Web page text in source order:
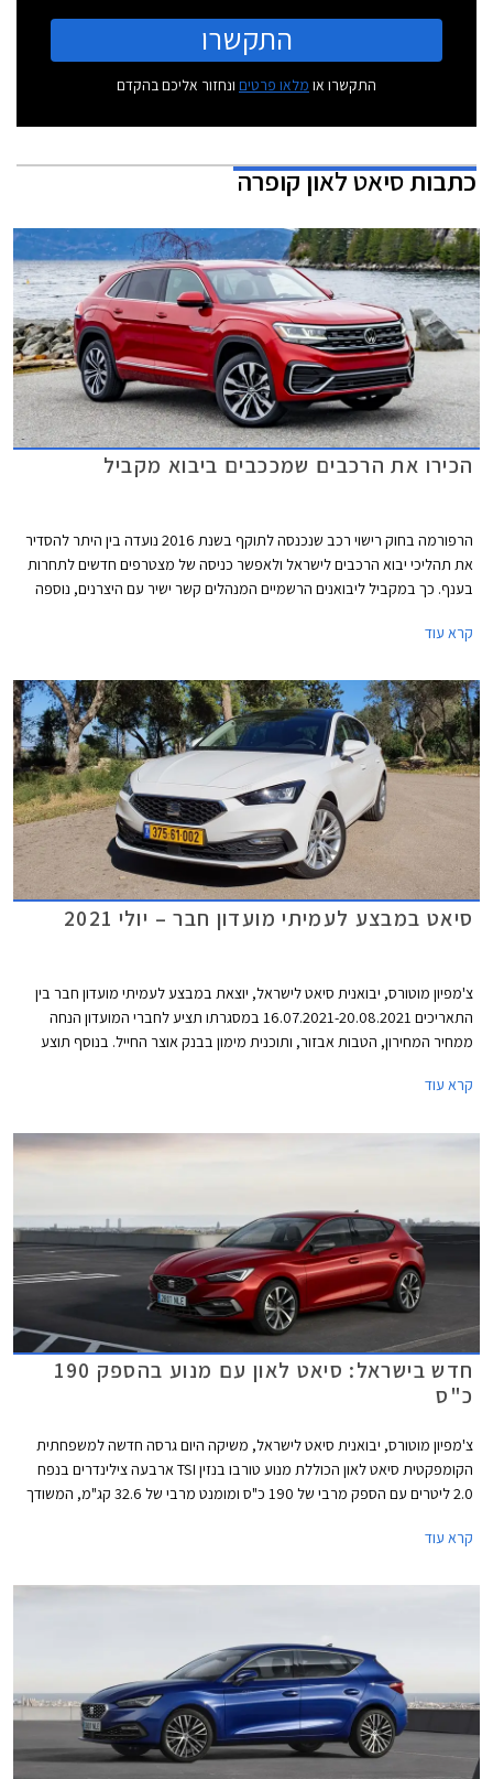
התקשרו
התקשרו או מלאו פרטים ונחזור אליכם בהקדם
כתבותסיאט לאון קופרה
הכירו את הרכבים שמככבים ביבוא מקביל
הרפורמה בחוק רישוי רכב שנכנסה לתוקף בשנת 2016 נועדה בין היתר להסדיר
את תהליכי יבוא הרכבים לישראל ולאפשר כניסה של מצטרפים חדשים לתחרות
בענף. כך במקביל ליבואנים הרשמיים המנהלים קשר ישיר עם היצרנים, נוספה
במדינות שונות ולשווקן בישראל.
קרא עוד
סיאט במבצע לעמיתי מועדון חבר – יולי 2021
צ'מפיון מוטורס, יבואנית סיאט לישראל, יוצאת במבצע לעמיתי מועדון חבר בין
התאריכים 16.07.2021-20.08.2021 במסגרתו תציע לחברי המועדון הנחה
ממחיר המחירון, הטבות אבזור, ותוכנית מימון בבנק אוצר החייל. בנוסף תוצע
ברכישת אבזור בהתקנה מקומית.
קרא עוד
חדש בישראל: סיאט לאון עם מנוע בהספק 190
כ"ס
צ'מפיון מוטורס, יבואנית סיאט לישראל, משיקה היום גרסה חדשה למשפחתית
הקומפקטית סיאט לאון הכוללת מנוע טורבו בנזין TSI ארבעה צילינדרים בנפח
2.0 ליטרים עם הספק מרבי של 190 כ"ס ומומנט מרבי של 32.6 קג"מ, המשודך
אחורי רב חיבורי במקום קורת פיתול פשוטה אשר מותקנת בגרסאות ה- 1.5
קרא עוד